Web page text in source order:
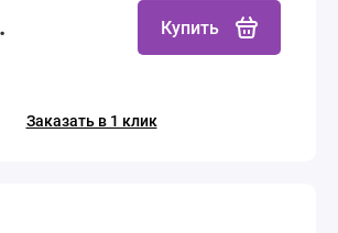
Купить
Заказать в 1 клик